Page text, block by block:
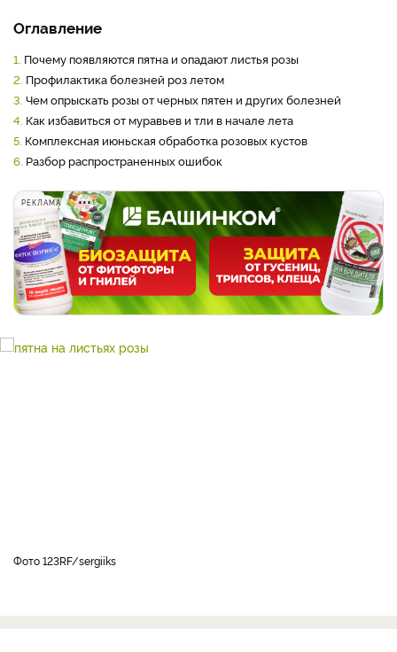
Оглавление
1. Почему появляются пятна и опадают листья розы
2. Профилактика болезней роз летом
3. Чем опрыскать розы от черных пятен и других болезней
4. Как избавиться от муравьев и тли в начале лета
5. Комплексная июньская обработка розовых кустов
6. Разбор распространенных ошибок
РЕКЛАМА
фото 123RF/sergiiks